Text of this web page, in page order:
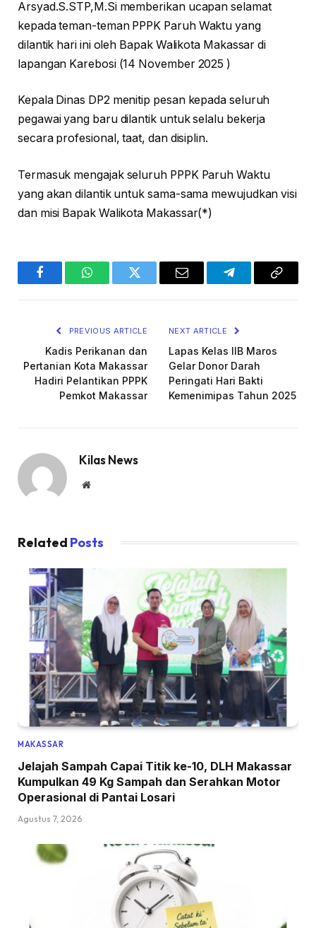
Arsyad.S.STP,M.Si memberikan ucapan selamat
kepada teman-teman PPPK Paruh Waktu yang
dilantik hari ini oleh Bapak Walikota Makassar di
lapangan Karebosi (14 November 2025 )
Kepala Dinas DP2 menitip pesan kepada seluruh
pegawai yang baru dilantik untuk selalu bekerja
secara profesional, taat, dan disiplin.
Termasuk mengajak seluruh PPPK Paruh Waktu
yang akan dilantik untuk sama-sama mewujudkan visi
dan misi Bapak Walikota Makassar(*)
FacebookWhatsAppTwitter Email TelegramCopy
PREVIOUS ARTICLE
Kadis Perikanan dan
Pertanian Kota Makassar
Hadiri Pelantikan PPPK
Pemkot Makassar
NEXT ARTICLE
Lapas Kelas IIB Maros
Gelar Donor Darah
Peringati Hari Bakti
Kemenimipas Tahun 2025
Kilas News
Website
Related Posts
MAKASSAR
Jelajah Sampah Capai Titik ke-10, DLH Makassar
Kumpulkan 49 Kg Sampah dan Serahkan Motor
Operasional di Pantai Losari
Agustus 7, 2026